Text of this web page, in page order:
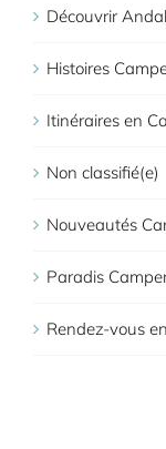
Découvrir
Histoires
Itinéraires en
Non classifié(e)
Nouveautés
Paradis
Rendez-vous